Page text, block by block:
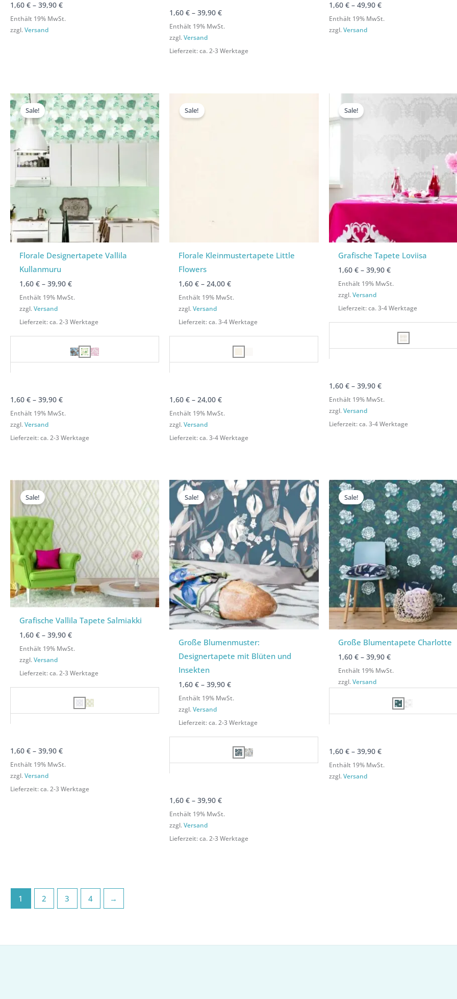
1,60 € – 39,90 €
Enthält 19% MwSt.
zzgl.Versand
1,60€ –39,90€
Enthält 19% MwSt.
zzgl.Versand
Lieferzeit: ca. 2-3 Werktage
1,60 € – 49,90 €
Enthält 19% MwSt.
zzgl.Versand
Sale!
Florale Designertapete Vallila
Kullanmuru
1,60 € – 39,90 €
Preisspanne:
1,60 €
bis
39,90 €
Enthält 19% MwSt.
zzgl.Versand
Lieferzeit: ca. 2-3 Werktage
1,60 € – 39,90 €
Preisspanne:
1,60 €
bis
39,90 €
Enthält 19% MwSt.
zzgl.Versand
Lieferzeit: ca. 2-3 Werktage
Sale!
Florale Kleinmustertapete Little
Flowers
1,60€ –24,00€
Enthält 19% MwSt.
zzgl.Versand
Lieferzeit: ca. 3-4 Werktage
1,60€ –24,00€
Enthält 19% MwSt.
zzgl.Versand
Lieferzeit: ca. 3-4 Werktage
Sale!
Grafische Tapete Loviisa
1,60 € – 39,90 €
Preisspanne:
1,60 €
Enthält 19% MwSt.
zzgl.Versand
Lieferzeit: ca. 3-4 Werktage
1,60 € – 39,90 €
Enthält 19% MwSt.
zzgl.Versand
Lieferzeit: ca. 3-4 Werktage
Sale!
Grafische Vallila Tapete Salmiakki
1,60 € – 39,90 €
Preisspanne:
1,60 €
bis
39,90 €
Enthält 19% MwSt.
zzgl.Versand
Lieferzeit: ca. 2-3 Werktage
1,60 € – 39,90 €
Preisspanne:
1,60 €
bis
39,90 €
Enthält 19% MwSt.
zzgl.Versand
Lieferzeit: ca. 2-3 Werktage
Sale!
Große Blumenmuster:
Designertapete mit Blüten und
Insekten
1,60€ –39,90€
Preisspanne:
1,60 €
bis
39,90 €
Enthält 19% MwSt.
zzgl.Versand
Lieferzeit: ca. 2-3 Werktage
1,60€ –39,90€
Preisspanne:
1,60 €
bis
39,90 €
Enthält 19% MwSt.
zzgl.Versand
Lieferzeit: ca. 2-3 Werktage
Sale!
Große Blumentapete Charlotte
1,60 € – 39,90 €
Preisspanne:
1,60 €
bis
39,90 €
Enthält 19% MwSt.
zzgl.Versand
1,60 € – 39,90 €
Preisspanne:
1,60 €
bis
39,90 €
Enthält 19% MwSt.
zzgl.Versand
1 2 3 4 →